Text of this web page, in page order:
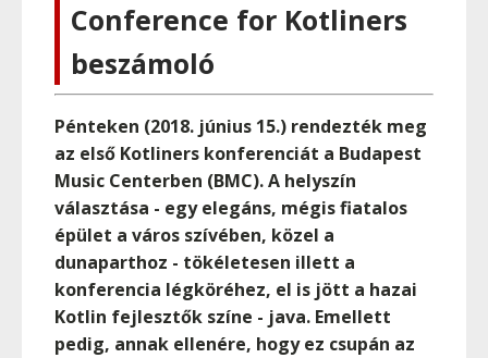
Conference for Kotliners
beszámoló
Pénteken (2018. június 15.) rendezték meg
az első Kotliners konferenciát a Budapest
Music Centerben (BMC). A helyszín
választása - egy elegáns, mégis fiatalos
épület a város szívében, közel a
dunaparthoz - tökéletesen illett a
konferencia légköréhez, el is jött a hazai
Kotlin fejlesztők színe - java. Emellett
pedig, annak ellenére, hogy ez csupán az